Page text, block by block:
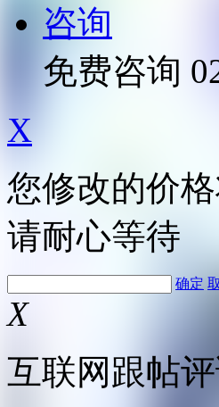
咨询
免费咨询
X
您修改的价
请耐心等待
确定
X
互联网跟帖